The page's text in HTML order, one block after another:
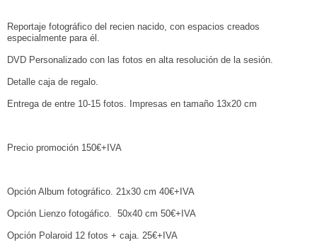
Reportaje fotográfico del recien nacido, con espacios creados
especialmente para él.
DVD Personalizado con las fotos en alta resolución de la sesión.
Detalle caja de regalo.
Entrega de entre 10-15 fotos. Impresas en tamaño 13x20 cm
Precio promoción 150€+IVA
Opción Album fotográfico. 21x30 cm 40€+IVA
Opción Lienzo fotogáfico. 50x40 cm 50€+IVA
Opción Polaroid 12 fotos + caja. 25€+IVA